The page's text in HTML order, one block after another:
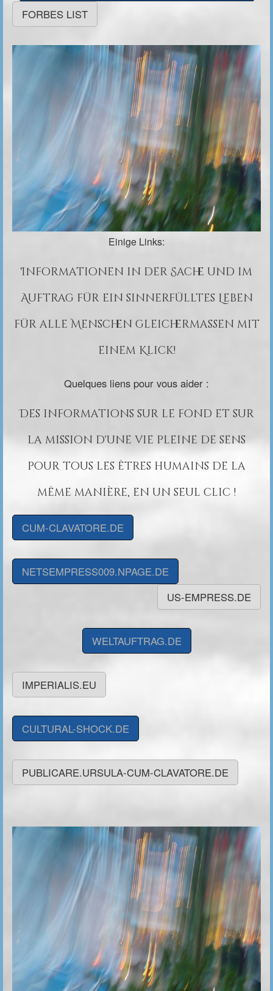
FORBES LIST
Einige Links:
Informationen in der Sache und im
Auftrag für ein sinnerfülltes Leben
für alle Menschen gleichermaßen mit
einem Klick!
Quelques liens pour vous aider :
Des informations sur le fond et sur
la mission d'une vie pleine de sens
pour tous les êtres humains de la
même manière, en un seul clic !
CUM-CLAVATORE.DE
NETSEMPRESS009.NPAGE.DE
US-EMPRESS.DE
WELTAUFTRAG.DE
IMPERIALIS.EU
CULTURAL-SHOCK.DE
PUBLICARE.URSULA-CUM-CLAVATORE.DE